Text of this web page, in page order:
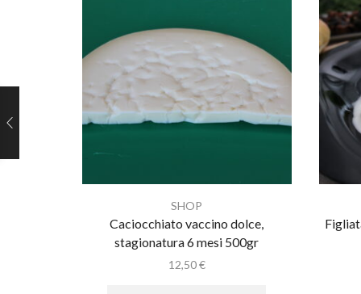
SHOP
Caciocchiato vaccino dolce,
stagionatura 6 mesi 500gr
12,50€